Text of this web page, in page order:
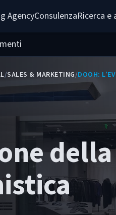
AgencyConsulenzaRicerca e
/SALES & MARKETING/DOOH:
della